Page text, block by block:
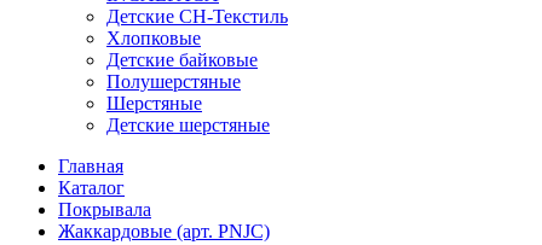
Детские СН-Текстиль
Хлопковые
Детские байковые
Полушерстяные
Шерстяные
Детские шерстяные
Главная
Каталог
Покрывала
Жаккардовые (арт. PNJC)